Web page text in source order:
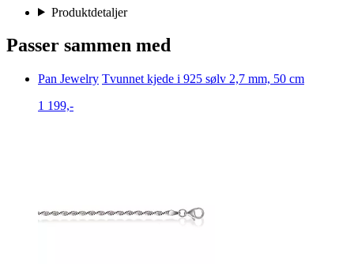
Produktdetaljer
Passer sammen med
Pan Jewelry Tvunnet kjede i 925 sølv 2,7 mm, 50 cm
1 199,-